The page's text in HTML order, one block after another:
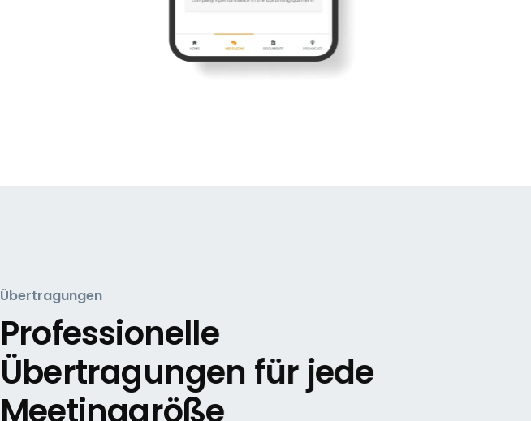
Übertragungen
Professionelle
Übertragungen für jede
Meetinggröße